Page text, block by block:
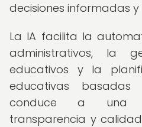
decisiones informadas
La IA facilita la
administrativos, la
educativos y la
educativas basadas
conduce a una
transparencia y